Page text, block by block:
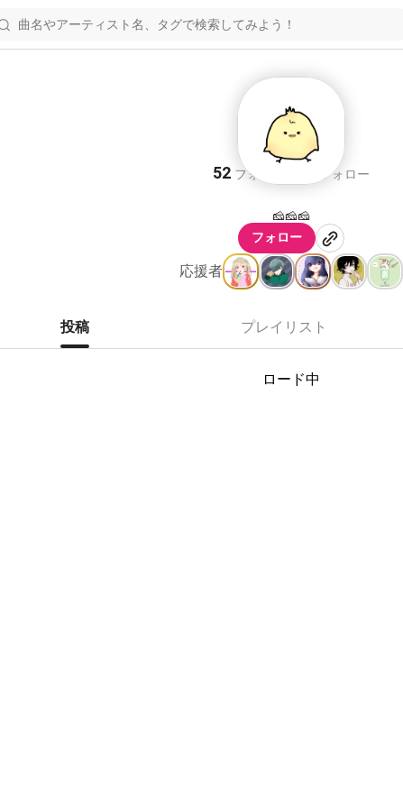
てる(本体)
52 フォロワー フォロー
🧀🧀🧀
フォロー
応援者
投稿 プレイリスト
ロード中